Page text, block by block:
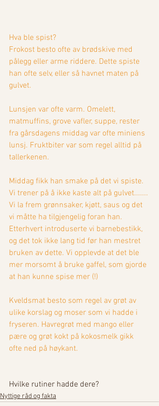
Hva ble spist?
Frokost besto ofte av brødskive med
pålegg eller arme riddere. Dette spiste
han ofte selv, eller så havnet maten på
gulvet.
Lunsjen var ofte varm. Omelett,
matmuffins, grove vafler, suppe, rester
fra gårsdagens middag var ofte miniens
lunsj. Fruktbiter var som regel alltid på
tallerkenen.
Middag fikk han smake på det vi spiste.
Vi trener på å ikke kaste alt på gulvet.......
Vi la frem grønnsaker, kjøtt, saus og det
vi måtte ha tilgjengelig foran han.
Etterhvert introduserte vi barnebestikk,
og det tok ikke lang tid før han mestret
bruken av dette. Vi opplevde at det ble
mer morsomt å bruke gaffel, som gjorde
at han kunne spise mer (!)
Kveldsmat besto som regel av grøt av
ulike korslag og moser som vi hadde i
fryseren. Havregrøt med mango eller
pære og grøt kokt på kokosmelk gikk
ofte ned på høykant.
Hvilke rutiner hadde dere?
Nyttige råd og fakta